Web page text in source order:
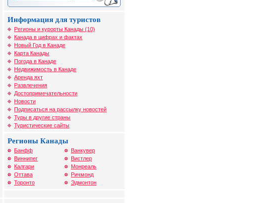
Информация для туристов
Регионы и курорты Канады (10)
Канада в цифрах и фактах
Новый Год в Канаде
Карта Канады
Погода в Канаде
Недвижимость в Канаде
Аренда яхт
Развлечения
Достопримечательности
Новости
Подписаться на рассылку новостей
Туры в другие страны
Туристические сайты
Регионы Канады
Банфф
Виннипег
Калгари
Оттава
Торонто
Ванкувер
Вистлер
Монреаль
Ричмонд
Эдмонтон